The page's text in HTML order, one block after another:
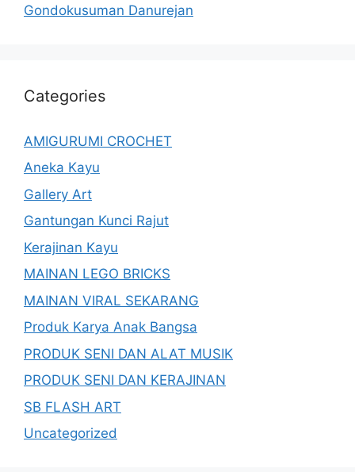
Gondokusuman Danurejan
Categories
AMIGURUMI CROCHET
Aneka Kayu
Gallery Art
Gantungan Kunci Rajut
Kerajinan Kayu
MAINAN LEGO BRICKS
MAINAN VIRAL SEKARANG
Produk Karya Anak Bangsa
PRODUK SENI DAN ALAT MUSIK
PRODUK SENI DAN KERAJINAN
SB FLASH ART
Uncategorized